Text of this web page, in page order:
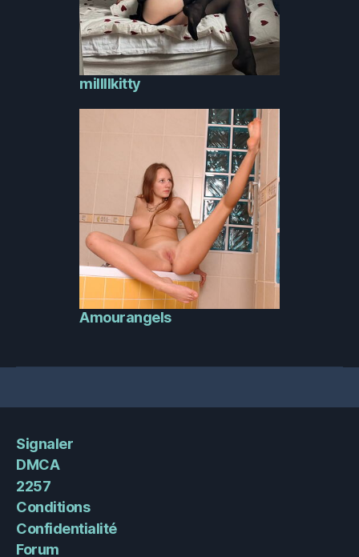
millllkitty
Amourangels
Signaler
DMCA
2257
Conditions
Confidentialité
Forum